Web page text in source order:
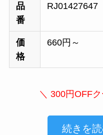
品
番
RJ01427647
価
格
660円～
＼ 300円OFF
続きを